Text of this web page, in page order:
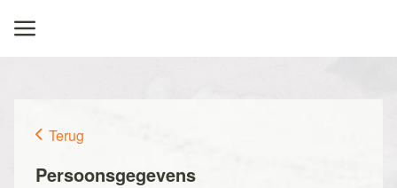
Terug
Persoonsgegevens